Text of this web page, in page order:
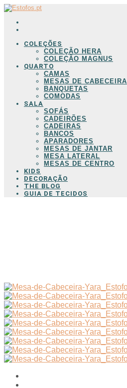
COLEÇÕES
COLEÇÃO HERA
COLEÇÃO MAGNUS
QUARTO
CAMAS
MESAS DE CABECEIRA
BANQUETAS
COMODAS
SALA
SOFÁS
CADEIRÕES
CADEIRAS
BANCOS
APARADORES
MESAS DE JANTAR
MESA LATERAL
MESAS DE CENTRO
KIDS
DECORAÇÃO
THE BLOG
GUIA DE TECIDOS